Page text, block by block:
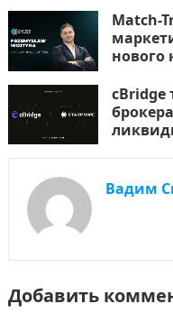
Match-
нового
cBridge
Вадим
Добавить